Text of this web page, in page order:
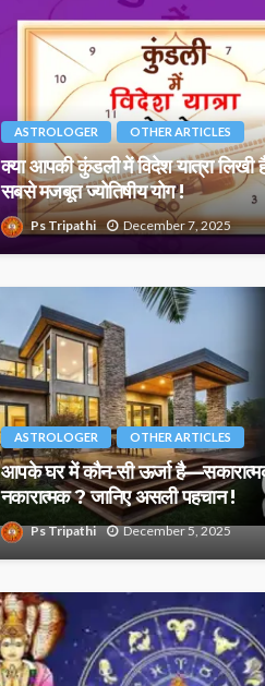
ASTROLOGER OTHER ARTICLES
क्या आपकी कुंडली में विदेश यात्रा लिखी
सबसे मजबूत ज्योतिषीय योग !
Ps Tripathi December 7, 2025
ASTROLOGER OTHER ARTICLES
आपके घर में कौन-सी ऊर्जा
नकारात्मक ? जानिए असली पहचान !
Ps Tripathi December 5, 2025